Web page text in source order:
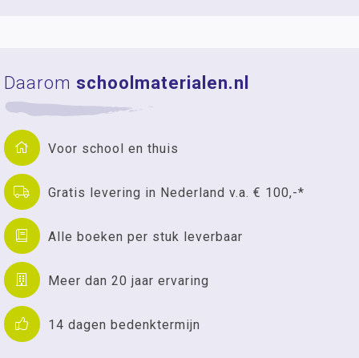
Daarom schoolmaterialen.nl
Voor school en thuis
Gratis levering in Nederland v.a. € 100,-*
Alle boeken per stuk leverbaar
Meer dan 20 jaar ervaring
14 dagen bedenktermijn